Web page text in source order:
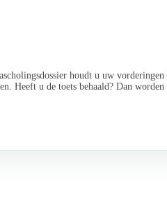
houdt u uw
Heeft u de toets behaald? Dan